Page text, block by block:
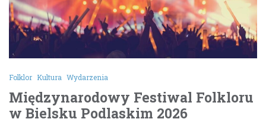
Folklor Kultura Wydarzenia
Międzynarodowy Festiwal Folkloru
w Bielsku Podlaskim 2026